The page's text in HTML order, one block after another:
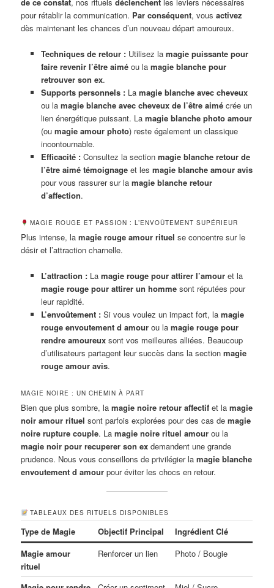
pour rétablir la communication. Par conséquent, vousactivez
dès maintenant les chances d’un nouveau départ amoureux.
Techniques de retour :Utilisez la magie puissante pour
faire revenir l’être aiméou la magie blanche pour
retrouver son ex.
Supports personnels :La magie blanche avec cheveux
ou la magie blanche avec cheveux de l’être aimécrée un
lien énergétique puissant. La magie blanche photo amour
(ou magie amour photo) reste également un classique
incontournable.
Efficacité :Consultez la section magie blanche retour de
l’être aimé témoignageet les magie blanche amour avis
pour vous rassurer sur la magie blanche retour
d’affection.
MAGIE ROUGE ET PASSION : L’ENVOÛTEMENT SUPÉRIEUR
Plus intense, lamagie rouge amour rituel se concentre sur le
désir et l’attraction charnelle.
L’attraction :La magie rouge pour attirer l’amouret la
magie rouge pour attirer un hommesont réputées pour
leur rapidité.
L’envoûtement :Si vous voulez un impact fort, la magie
rouge envoutement d amourou la magie rouge pour
rendre amoureuxsont vos meilleures alliées. Beaucoup
d’utilisateurs partagent leur succès dans la section magie
rouge amour avis.
MAGIE NOIRE : UN CHEMIN À PART
Bien que plus sombre, lamagie noire retour affectif et lamagie
noir amour rituel sont parfois explorées pour des cas demagie
noire rupture couple. Lamagie noire rituel amour ou la
magie noir pour recuperer son ex demandent une grande
prudence. Nous vous conseillons de privilégier lamagie blanche
envoutement d amour pour éviter les chocs en retour.
TABLEAUX DES RITUELS DISPONIBLES
Type de Magie Objectif Principal
Ingrédient Clé
Magie amour
rituel
Renforcer un lien Photo / Bougie